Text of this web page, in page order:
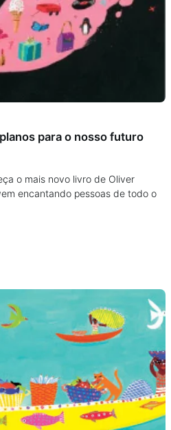
para o nosso futuro
o mais novo livro de Oliver
encantando pessoas de todo o